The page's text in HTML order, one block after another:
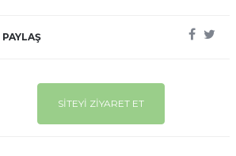
PAYLAŞ
SİTEYİ ZİYARET ET